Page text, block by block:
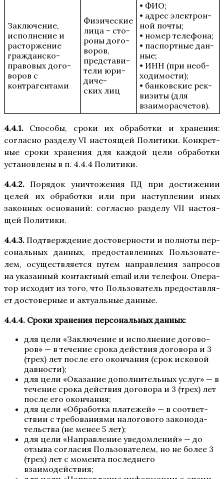
Заклю­че­ние,
испол­не­ние и
рас­тор­же­ние
граж­дан­ско-
пра­во­вых дого­
во­ров с
контрагентами
Физи­че­ские
лица – сто­
ро­ны дого­
во­ров,
пред­ста­ви­
те­ли юри­
ди­че­
ских лиц
• ФИО;
• адрес элек­трон­
ной почты;
• номер теле­фо­на;
• пас­порт­ные дан­
ные;
• ИНН (при необ­
хо­ди­мо­сти);
• бан­ков­ские рек­
ви­зи­ты (для
взаиморасчетов).
4.4.1. Спо­со­бы, сро­ки их обра­бот­ки и хра­не­ния:
соглас­но раз­де­лу VI насто­я­щей Поли­ти­ки. Кон­крет­
ные сро­ки хра­не­ния для каж­дой цели обра­бот­ки
уста­нов­ле­ны в п. 4.4.4 Политики.
4.4.2. Поря­док уни­что­же­ния ПД при дости­же­нии
целей их обра­бот­ки или при наступ­ле­нии иных
закон­ных осно­ва­ний: соглас­но раз­де­лу VII насто­я­
щей Политики.
4.4.3. Под­твер­жде­ние досто­вер­но­сти и пол­но­ты пер­
со­наль­ных дан­ных, предо­став­лен­ных Поль­зо­ва­те­
лем, осу­ществ­ля­ет­ся путем направ­ле­ния запро­сов
на ука­зан­ный кон­такт­ный email или теле­фон. Опе­ра­
тор исхо­дит из того, что Поль­зо­ва­тель предо­став­ля­
ет досто­вер­ные и акту­аль­ные данные.
4.4.4. Сро­ки хра­не­ния пер­со­наль­ных данных:
для цели «Заклю­че­ние и испол­не­ние дого­во­
ров» — в тече­ние сро­ка дей­ствия дого­во­ра и 3
(трех) лет после его окон­ча­ния (срок иско­вой
давности);
для цели «Ока­за­ние допол­ни­тель­ных услуг» — в
тече­ние сро­ка дей­ствия дого­во­ра и 3 (трех) лет
после его окончания;
для цели «Обра­бот­ка пла­те­жей» — в соот­вет­
ствии с тре­бо­ва­ни­я­ми нало­го­во­го зако­но­да­
тель­ства (не менее 5 лет);
для цели «Направ­ле­ние уве­дом­ле­ний» — до
отзы­ва согла­сия Поль­зо­ва­те­лем, но не более 3
(трех) лет с момен­та послед­не­го
взаимодействия;